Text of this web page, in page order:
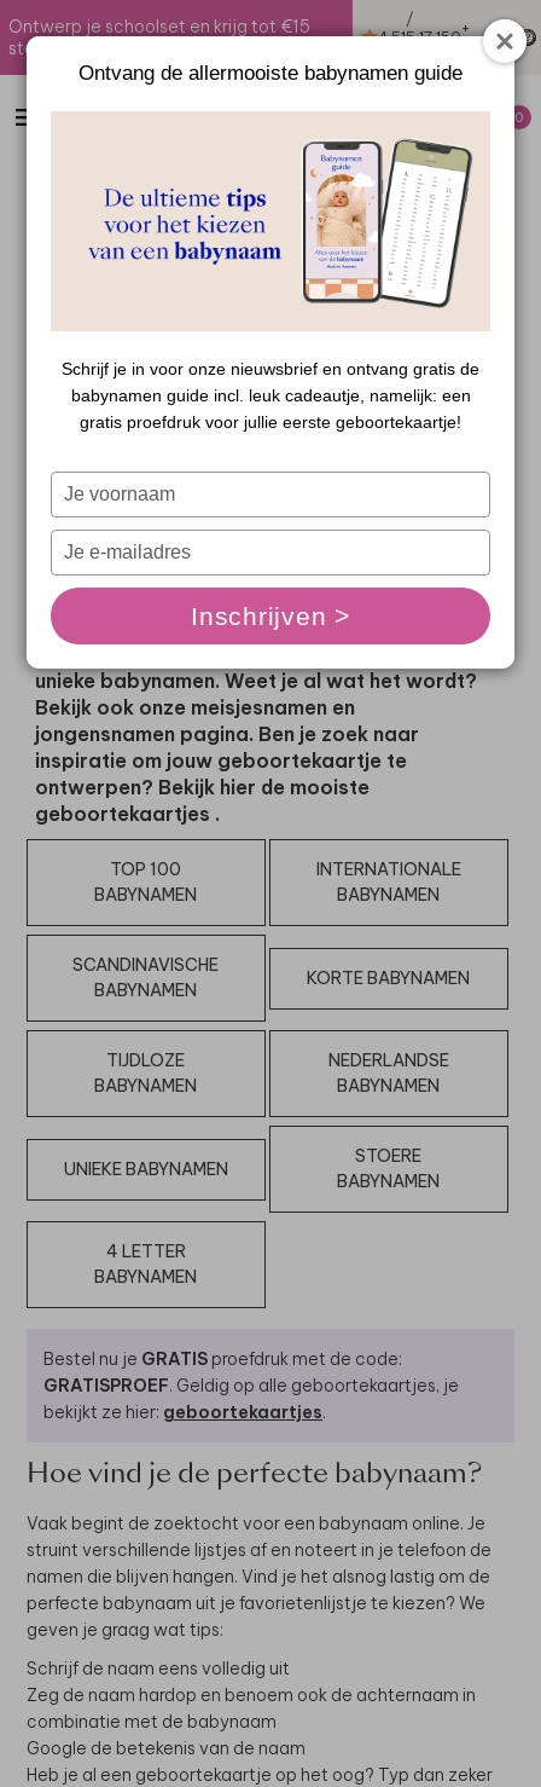
Ontwerp je schoolset en krijg tot €15
stapelkorting
4.51
/
517.150+
reviews
0
Laatst bijgewerkt 21 april 2026 Geboorte
Top 100 babynamen
Op zoek naar dé babynaam voor jullie kleintje?
Dat kan een hele uitdaging zijn! Om je een handje
te helpen hebben we de
2025voor je onder elkaar gezet. Daarnaast
vind je eindeloos veel rijtjes babynamen in
allerlei categorieën: van typisch Nederlandse
unieke babynamen. Weet je al wat het wordt?
Bekijk ook onze meisjesnamen en
jongensnamen pagina. Ben je zoek naar
inspiratie om jouw geboortekaartje te
ontwerpen? Bekijk hier de mooiste
geboortekaartjes .
TOP 100
BABYNAMEN
INTERNATIONALE
BABYNAMEN
SCANDINAVISCHE
BABYNAMEN
KORTE BABYNAMEN
TIJDLOZE
BABYNAMEN
NEDERLANDSE
BABYNAMEN
UNIEKE BABYNAMEN
STOERE
BABYNAMEN
4 LETTER
BABYNAMEN
Bestel nu je GRATIS proefdruk met de code:
GRATISPROEF. Geldig op alle geboortekaartjes, je
bekijkt ze hier: geboortekaartjes.
Hoe vind je de perfecte babynaam?
Vaak begint de zoektocht voor een babynaam online. Je
struint verschillende lijstjes af en noteert in je telefoon de
namen die blijven hangen. Vind je het alsnog lastig om de
perfecte babynaam uit je favorietenlijstje te kiezen? We
geven je graag wat tips:
Schrijf de naam eens volledig uit
Zeg de naam hardop en benoem ook de achternaam in
combinatie met de babynaam
Google de betekenis van de naam
Heb je al een geboortekaartje op het oog? Typ dan zeker
Ontvang de allermooiste babynamen guide
Schrijf je in voor onze nieuwsbrief en ontvang gratis de
babynamen guide incl. leuk cadeautje, namelijk: een
gratis proefdruk voor jullie eerste geboortekaartje!
Typ
je
naam
in
Typ
je
e-
mailadres
in
Inschrijven >
Ontvang de allermooiste babynamen guide
Schrijf je in voor onze nieuwsbrief en ontvang gratis de
babynamen guide incl. leuk cadeautje, namelijk: een
gratis proefdruk voor jullie eerste geboortekaartje!
Typ
je
naam
in
Typ
je
e-
mailadres
in
Inschrijven >